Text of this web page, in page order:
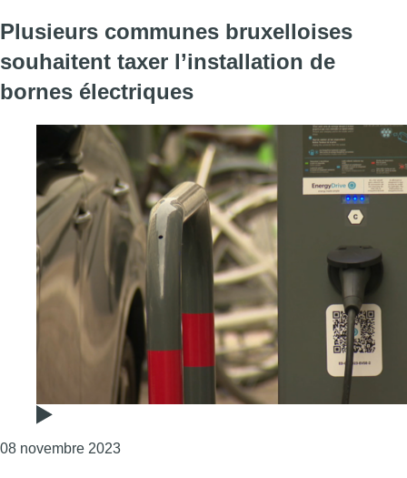
Plusieurs communes bruxelloises
souhaitent taxer l’installation de
bornes électriques
08 novembre 2023Consulter l'article "Plusieurs communes